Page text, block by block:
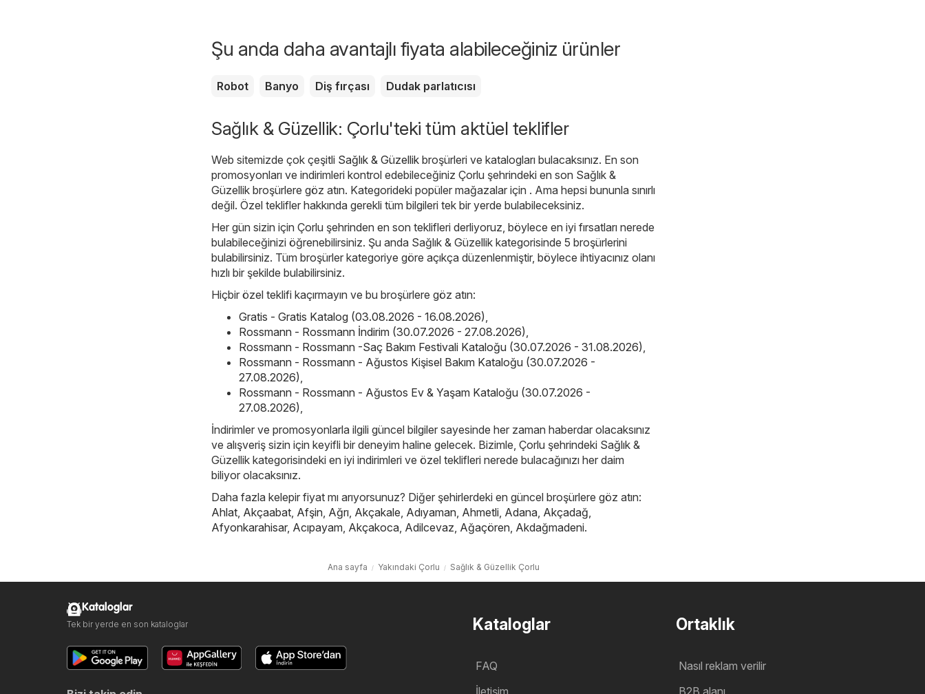
Şu anda daha avantajlı fiyata alabileceğiniz ürünler
Robot Banyo Diş fırçası Dudak parlatıcısı
Sağlık & Güzellik: Çorlu'teki tüm aktüel teklifler
Web sitemizde çok çeşitli Sağlık & Güzellik broşürleri ve katalogları bulacaksınız. En son
promosyonları ve indirimleri kontrol edebileceğiniz Çorlu şehrindeki en son Sağlık &
Güzellik broşürlere göz atın. Kategorideki popüler mağazalar için . Ama hepsi bununla sınırlı
değil. Özel teklifler hakkında gerekli tüm bilgileri tek bir yerde bulabileceksiniz.
Her gün sizin için Çorlu şehrinden en son teklifleri derliyoruz, böylece en iyi fırsatları nerede
bulabileceğinizi öğrenebilirsiniz. Şu anda Sağlık & Güzellik kategorisinde 5 broşürlerini
bulabilirsiniz. Tüm broşürler kategoriye göre açıkça düzenlenmiştir, böylece ihtiyacınız olanı
hızlı bir şekilde bulabilirsiniz.
Hiçbir özel teklifi kaçırmayın ve bu broşürlere göz atın:
Gratis - Gratis Katalog (03.08.2026 - 16.08.2026),
Rossmann - Rossmann İndirim (30.07.2026 - 27.08.2026),
Rossmann - Rossmann -Saç Bakım Festivali Kataloğu (30.07.2026 - 31.08.2026),
Rossmann - Rossmann - Ağustos Kişisel Bakım Kataloğu (30.07.2026 -
27.08.2026),
Rossmann - Rossmann - Ağustos Ev & Yaşam Kataloğu (30.07.2026 -
27.08.2026),
İndirimler ve promosyonlarla ilgili güncel bilgiler sayesinde her zaman haberdar olacaksınız
ve alışveriş sizin için keyifli bir deneyim haline gelecek. Bizimle, Çorlu şehrindeki Sağlık &
Güzellik kategorisindeki en iyi indirimleri ve özel teklifleri nerede bulacağınızı her daim
biliyor olacaksınız.
Daha fazla kelepir fiyat mı arıyorsunuz? Diğer şehirlerdeki en güncel broşürlere göz atın:
Ahlat, Akçaabat, Afşin, Ağrı, Akçakale, Adıyaman, Ahmetli, Adana, Akçadağ,
Afyonkarahisar, Acıpayam, Akçakoca, Adilcevaz, Ağaçören, Akdağmadeni.
Ana sayfa Yakındaki Çorlu Sağlık & Güzellik Çorlu
Kataloglar
FAQ
Ortaklık
Nasıl reklam verilir
Kataloglar
Tek bir yerde en son kataloglar